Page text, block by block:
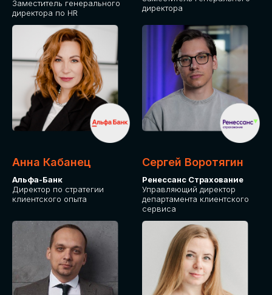
Заместитель генерального
директора по HR
директора
Анна Кабанец
Альфа-Банк
Директор по стратегии
клиентского опыта
Сергей Воротягин
Ренессанс Страхование
Управляющий директор
департамента клиентского
сервиса
ПОДАТЬ ЗАЯВКУ
СТОИМОСТЬ
УЧАСТИЯ